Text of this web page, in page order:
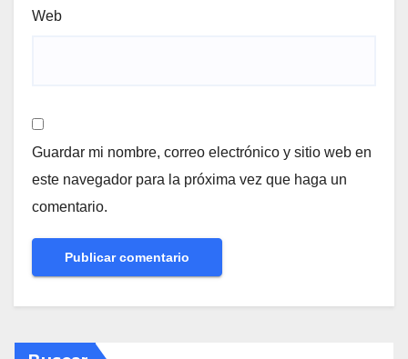
Web
Guardar mi nombre, correo electrónico y sitio web en
este navegador para la próxima vez que haga un
comentario.